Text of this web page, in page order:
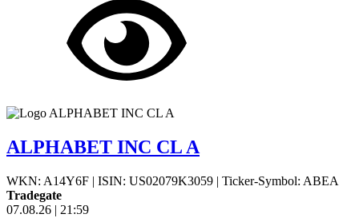
ALPHABET INC CL A
WKN: A14Y6F | ISIN: US02079K3059 | Ticker-Symbol: ABEA
Tradegate
07.08.26 | 21:59